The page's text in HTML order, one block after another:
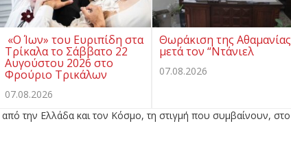
«Ο Ίων» του Ευριπίδη στα
Τρίκαλα το Σάββατο 22
Αυγούστου 2026 στο
Φρούριο Τρικάλων
07.08.2026
Θωράκιση της Αθαμανίας
μετά τον “Ντάνιελ
07.08.2026
από την Ελλάδα και τον Κόσμο, τη στιγμή που συμβαίνουν, στο